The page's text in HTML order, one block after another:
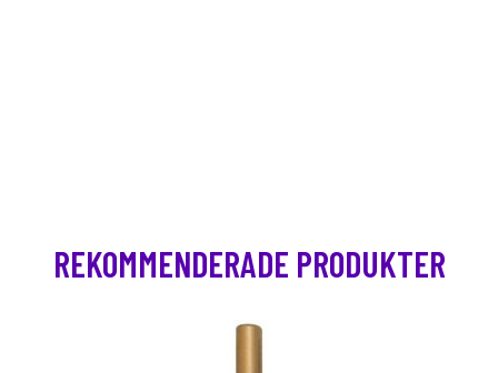
REKOMMENDERADE PRODUKTER